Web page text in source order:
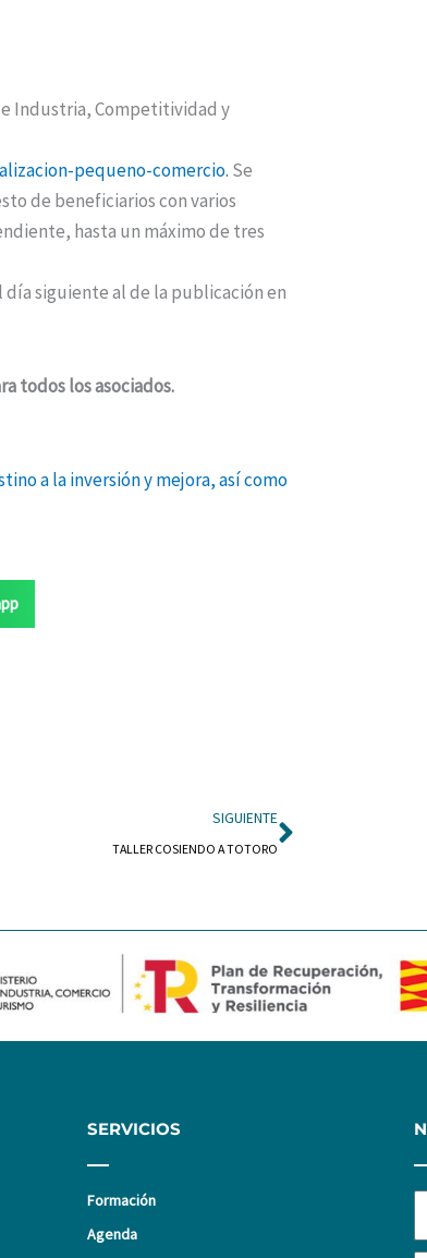
Industria, Competitividad y
pequeno-comercio. Se
de beneficiarios con varios
hasta un máximo de tres
siguiente al de la publicación en
todos los asociados.
a la inversión y mejora, así como
SIGUIENTE
TALLER COSIENDO A TOTORO
Siguiente
SERVICIOS
Formación
Agenda